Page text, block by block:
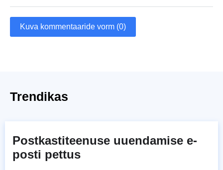
Kuva kommentaaride vorm (0)
Trendikas
Postkastiteenuse uuendamise e-
posti pettus